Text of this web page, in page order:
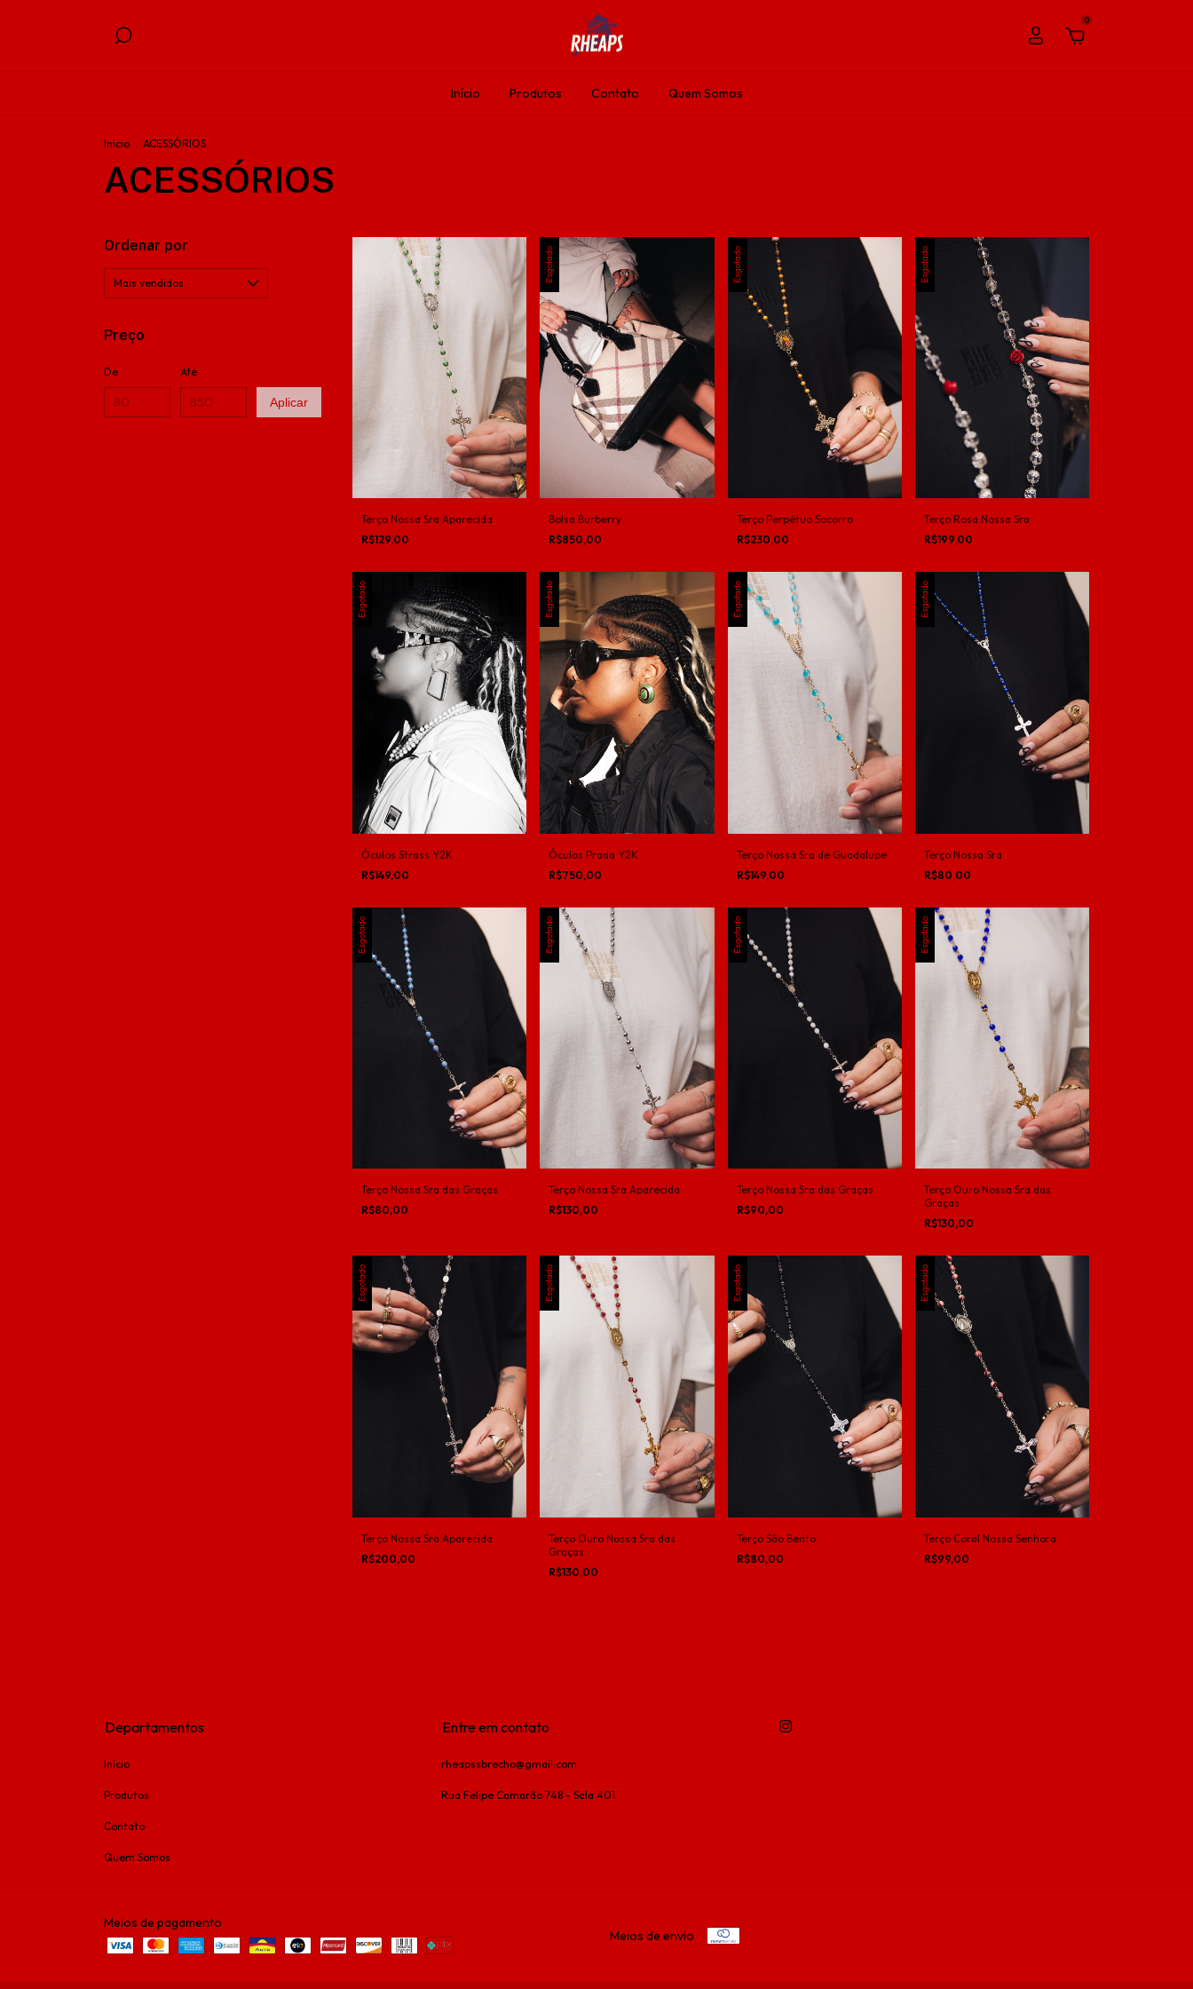
0
Início Produtos Contato Quem Somos
Início . ACESSÓRIOS
ACESSÓRIOS
Ordenar por
Preço
De Até
Aplicar
Terço Nossa Sra Aparecida
R$129,00
Esgotado
Bolsa Burberry
R$850,00
Esgotado
Terço Perpétuo Socorro
R$230,00
Esgotado
Terço Rosa Nossa Sra
R$199,00
Esgotado
Óculos Strass Y2K
R$149,00
Esgotado
Óculos Prada Y2K
R$750,00
Esgotado
Terço Nossa Sra de Guadalupe
R$149,00
Esgotado
Terço Nossa Sra
R$80,00
Esgotado
Terço Nossa Sra das Graças
R$80,00
Esgotado
Terço Nossa Sra Aparecida
R$130,00
Esgotado
Terço Nossa Sra das Graças
R$90,00
Esgotado
Terço Ouro Nossa Sra das
Graças
R$130,00
Esgotado
Terço Nossa Sra Aparecida
R$200,00
Esgotado
Terço Ouro Nossa Sra das
Graças
R$130,00
Esgotado
Terço São Bento
R$80,00
Esgotado
Terço Coral Nossa Senhora
R$99,00
Departamentos
Início
Produtos
Contato
Quem Somos
Entre em contato
rheapssbrecho@gmail.com
Rua Felipe Camarão 748 - Sala 401
Meios de pagamento
Meios de envio